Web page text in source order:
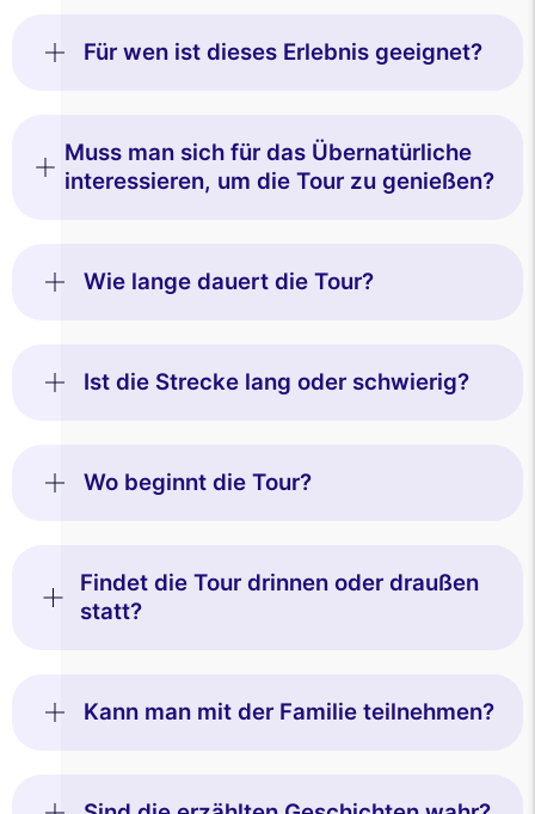
Für wen ist dieses Erlebnis geeignet?
Muss man sich für das Übernatürliche
interessieren, um die Tour zu genießen?
Wie lange dauert die Tour?
Ist die Strecke lang oder schwierig?
Wo beginnt die Tour?
Findet die Tour drinnen oder draußen
statt?
Kann man mit der Familie teilnehmen?